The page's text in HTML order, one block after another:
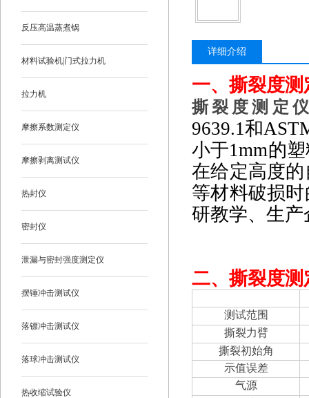
反压高温蒸煮锅
材料试验机|门式拉力机
拉力机
摩擦系数测定仪
摩擦剥离测试仪
热封仪
密封仪
泄漏与密封强度测定仪
摆锤冲击测试仪
落镖冲击测试仪
落球冲击测试仪
热收缩试验仪
详细介绍
一、撕裂度
撕裂度测定仪
9639.1和
小于1mm的
在给定高度
等材料破损
研教学、生
二、撕裂度
测试范围
撕裂力臂
撕裂初始角
示值误差
气源